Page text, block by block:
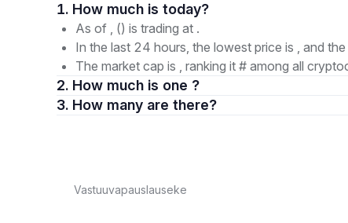
1. How much is today?
As of , () is trading at .
In the last 24 hours, the lowest price is , and
The market cap is , ranking it # among all
2. How much is one ?
3. How many are there?
Vastuuvapauslauseke